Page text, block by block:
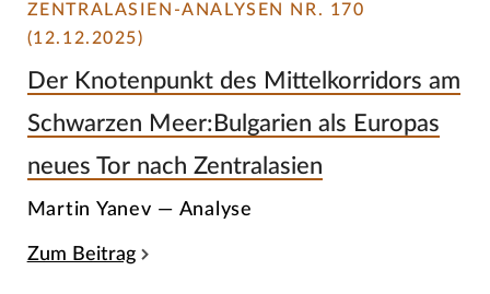
ZENTRALASIEN-ANALYSEN NR. 170
(12.12.2025)
Der Knotenpunkt des Mittelkorridors am
Schwarzen Meer:Bulgarien als Europas
neues Tor nach Zentralasien
Martin Yanev — Analyse
Zum Beitrag